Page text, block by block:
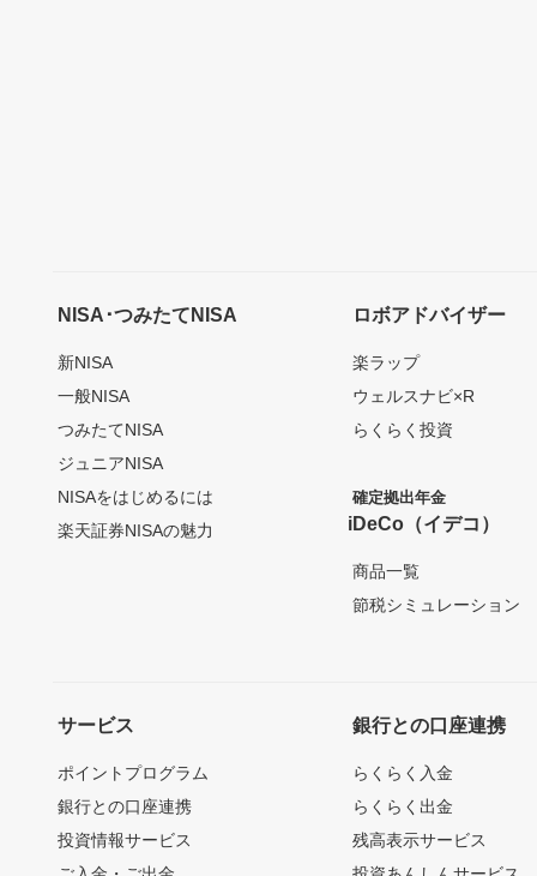
NISA･つみたてNISA
新NISA
一般NISA
つみたてNISA
ジュニアNISA
NISAをはじめるには
楽天証券NISAの魅力
ロボアドバイザー
楽ラップ
ウェルスナビ×R
らくらく投資
確定拠出年金
iDeCo（イデコ）
商品一覧
節税シミュレーション
サービス
ポイントプログラム
銀行との口座連携
投資情報サービス
銀行との口座連携
らくらく入金
らくらく出金
残高表示サービス